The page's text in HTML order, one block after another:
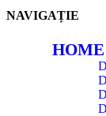
NAVIGAȚIE